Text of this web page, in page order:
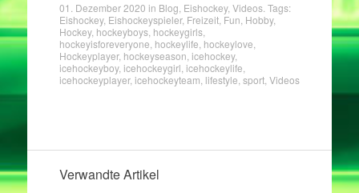
01. Dezember 2020 in Blog Eishockey, Videos. Tags:
Eishockey, Eishockeyspieler, Freizeit, Fun Hobby,
Hockey, hockeyboys, hockeygirls,
hockeyisforeveryone hockeylife hockeylove
Hockeyplayer, hockeyseason icehockey,
icehockeyboy, icehockeygirl icehockeylife
icehockeyplayer, icehockeyteam lifestyle sport, Videos
Verwandte Artikel